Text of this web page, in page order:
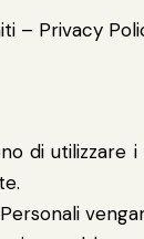
– Privacy
di utilizzare